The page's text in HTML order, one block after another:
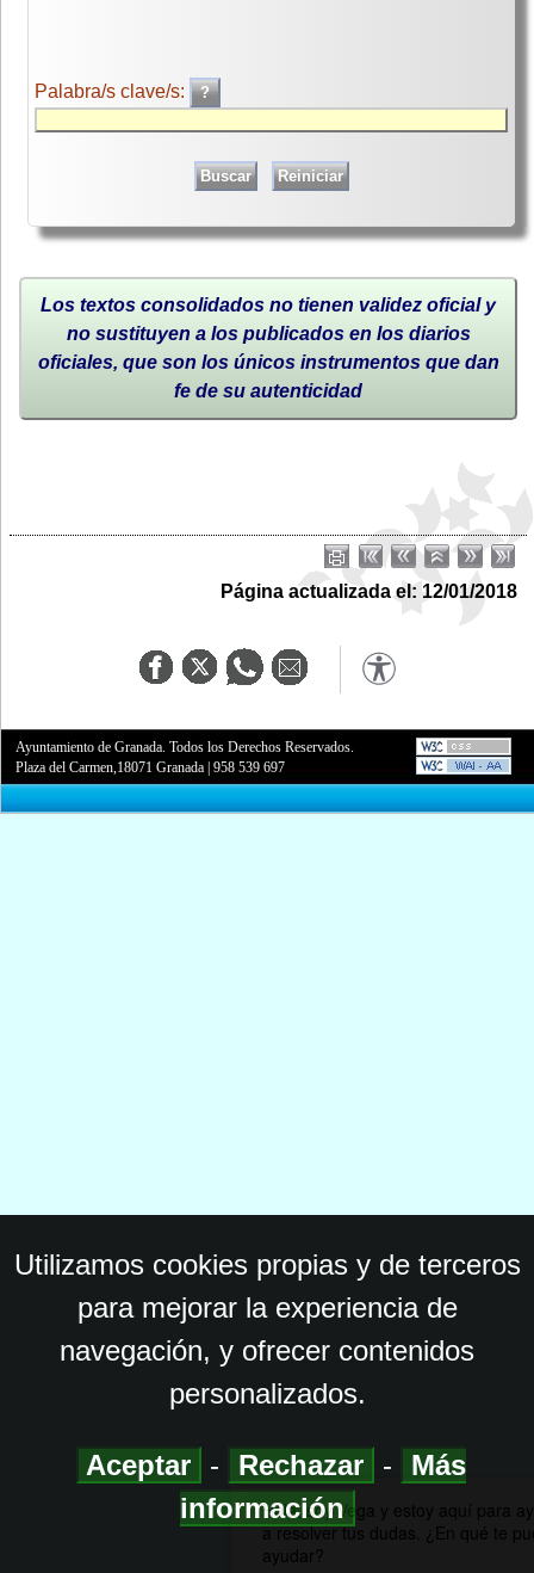
Palabra/s clave/s:
Los textos consolidados no tienen validez oficial y
no sustituyen a los publicados en los diarios
oficiales, que son los únicos instrumentos que dan
fe de su autenticidad
Página actualizada el: 12/01/2018
Ayuntamiento de Granada. Todos los Derechos Reservados.
Plaza del Carmen,18071 Granada |958 539 697
Utilizamos cookies propias y de terceros
para mejorar la experiencia de
navegación, y ofrecer contenidos
personalizados.
Aceptar - Rechazar -
Más
información